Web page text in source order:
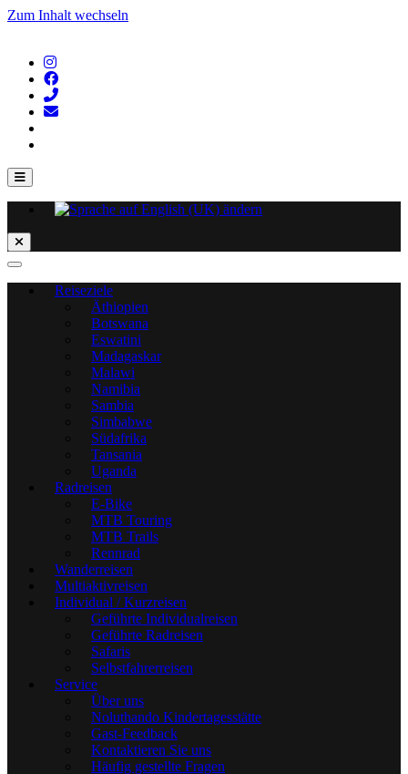
Zum Inhalt wechseln
Reiseziele
Äthiopien
Botswana
Eswatini
Madagaskar
Malawi
Namibia
Sambia
Simbabwe
Südafrika
Tansania
Uganda
Radreisen
E-Bike
MTB Touring
MTB Trails
Rennrad
Wanderreisen
Multiaktivreisen
Individual / Kurzreisen
Geführte Individualreisen
Geführte Radreisen
Safaris
Selbstfahrerreisen
Service
Über uns
Noluthando Kindertagesstätte
Gast-Feedback
Kontaktieren Sie uns
Häufig gestellte Fragen